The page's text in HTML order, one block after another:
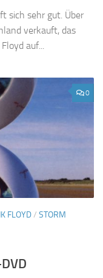
sich sehr gut. Über
verkauft, das
auf...
0
FLOYD/ STORM